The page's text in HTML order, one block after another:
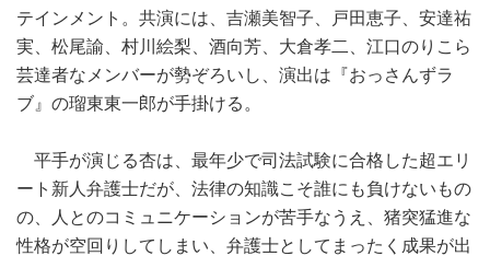
テインメント。共演には、吉瀬美智子、戸田恵子、安達祐
実、松尾諭、村川絵梨、酒向芳、大倉孝二、江口のりこら
芸達者なメンバーが勢ぞろいし、演出は『おっさんずラ
ブ』の瑠東東一郎が手掛ける。
平手が演じる杏は、最年少で司法試験に合格した超エリ
ート新人弁護士だが、法律の知識こそ誰にも負けないもの
の、人とのコミュニケーションが苦手なうえ、猪突猛進な
性格が空回りしてしまい、弁護士としてまったく成果が出